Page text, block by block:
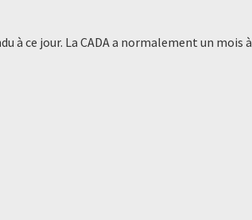
à ce jour. La CADA a normalement un mois à